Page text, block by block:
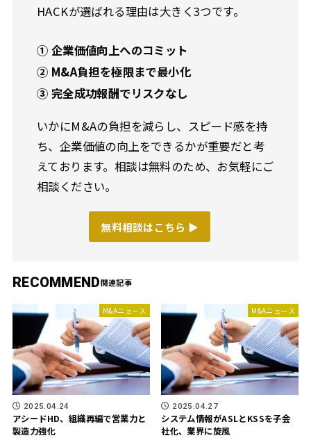
HACKが選ばれる理由は大きく3つです。
① 企業価値向上へのコミット
② M&A負担を極限まで最小化
③ 完全成功報酬でリスクなし
いかにM&Aの負担を減らし、スピード感を持
ち、企業価値の向上をできるかが重要だと考
えております。相談は無料のため、お気軽にご
相談ください。
無料相談はこちら ▶︎
RECOMMEND
M&Aニュース
2025.04.24
アシードHD、組織再編で営業力と
製造力強化
M&Aニュース
2025.04.27
システム情報がASLとKSSを子会
社化、業界に旋風